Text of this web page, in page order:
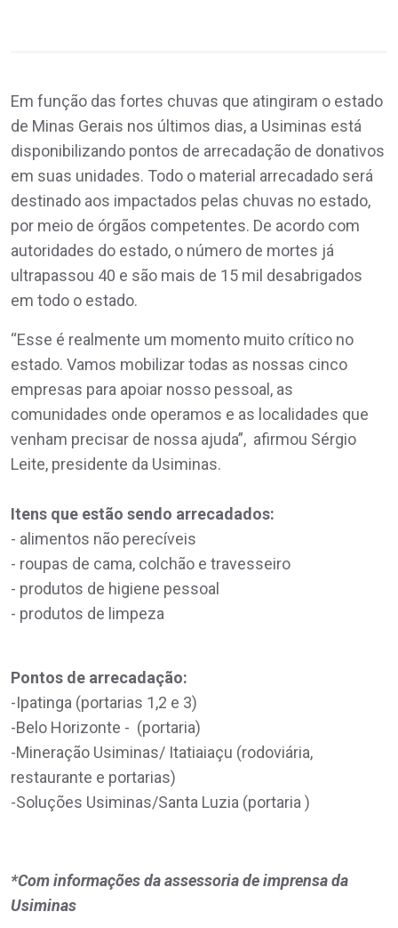
Em função das fortes chuvas que atingiram o estado
de Minas Gerais nos últimos dias, a Usiminas está
disponibilizando pontos de arrecadação de donativos
em suas unidades. Todo o material arrecadado será
destinado aos impactados pelas chuvas no estado,
por meio de órgãos competentes. De acordo com
autoridades do estado, o número de mortes já
ultrapassou 40 e são mais de 15 mil desabrigados
em todo o estado.
“Esse é realmente um momento muito crítico no
estado. Vamos mobilizar todas as nossas cinco
empresas para apoiar nosso pessoal, as
comunidades onde operamos e as localidades que
venham precisar de nossa ajuda”, afirmou Sérgio
Leite, presidente da Usiminas.
Itens que estão sendo arrecadados:
- alimentos não perecíveis
- roupas de cama, colchão e travesseiro
- produtos de higiene pessoal
- produtos de limpeza
Pontos de arrecadação:
-Ipatinga (portarias 1,2 e 3)
-Belo Horizonte - (portaria)
-Mineração Usiminas/ Itatiaiaçu (rodoviária,
restaurante e portarias)
-Soluções Usiminas/Santa Luzia (portaria )
*Com informações da assessoria de imprensa da
Usiminas